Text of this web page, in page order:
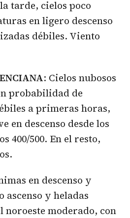
tarde, cielos poco
en ligero descenso
débiles. Viento
: Cielos nubosos
probabilidad de
a primeras horas,
en descenso desde los
400/500. En el resto,
en descenso y
ascenso y heladas
noroeste moderado, con